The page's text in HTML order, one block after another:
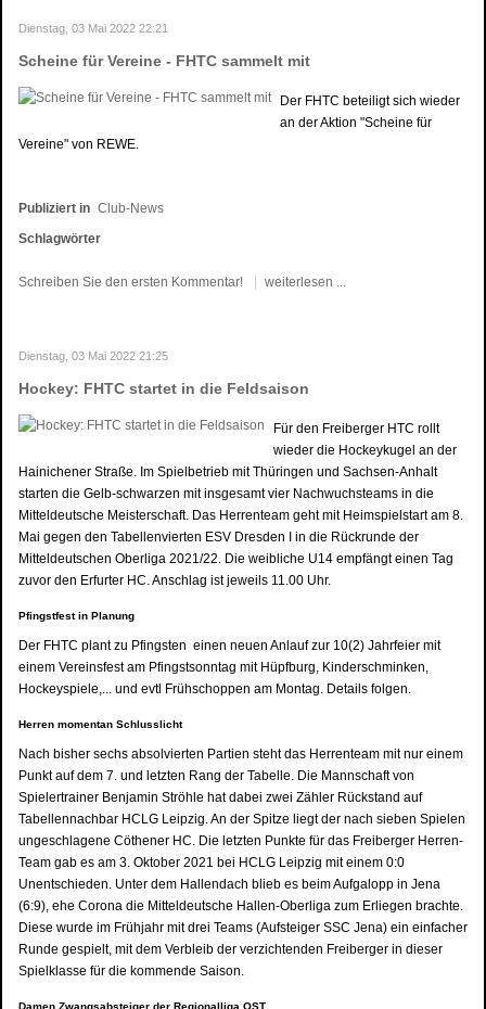
Dienstag, 03 Mai 2022 22:21
Scheine für Vereine - FHTC sammelt mit
Der FHTC beteiligt sich wieder
an der Aktion "Scheine für
Vereine" von REWE.
Publiziert in Club-News
Schlagwörter
Schreiben Sie den ersten Kommentar! weiterlesen ...
Dienstag, 03 Mai 2022 21:25
Hockey: FHTC startet in die Feldsaison
Für den Freiberger HTC rollt
wieder die Hockeykugel an der
Hainichener Straße. Im Spielbetrieb mit Thüringen und Sachsen-Anhalt
starten die Gelb-schwarzen mit insgesamt vier Nachwuchsteams in die
Mitteldeutsche Meisterschaft. Das Herrenteam geht mit Heimspielstart am 8.
Mai gegen den Tabellenvierten ESV Dresden I in die Rückrunde der
Mitteldeutschen Oberliga 2021/22. Die weibliche U14 empfängt einen Tag
zuvor den Erfurter HC. Anschlag ist jeweils 11.00 Uhr.
Pfingstfest in Planung
Der FHTC plant zu Pfingsten einen neuen Anlauf zur 10(2) Jahrfeier mit
einem Vereinsfest am Pfingstsonntag mit Hüpfburg, Kinderschminken,
Hockeyspiele,... und evtl Frühschoppen am Montag. Details folgen.
Herren momentan Schlusslicht
Nach bisher sechs absolvierten Partien steht das Herrenteam mit nur einem
Punkt auf dem 7. und letzten Rang der Tabelle. Die Mannschaft von
Spielertrainer Benjamin Ströhle hat dabei zwei Zähler Rückstand auf
Tabellennachbar HCLG Leipzig. An der Spitze liegt der nach sieben Spielen
ungeschlagene Cöthener HC. Die letzten Punkte für das Freiberger Herren-
Team gab es am 3. Oktober 2021 bei HCLG Leipzig mit einem 0:0
Unentschieden. Unter dem Hallendach blieb es beim Aufgalopp in Jena
(6:9), ehe Corona die Mitteldeutsche Hallen-Oberliga zum Erliegen brachte.
Diese wurde im Frühjahr mit drei Teams (Aufsteiger SSC Jena) ein einfacher
Runde gespielt, mit dem Verbleib der verzichtenden Freiberger in dieser
Spielklasse für die kommende Saison.
Damen Zwangsabsteiger der Regionalliga OST